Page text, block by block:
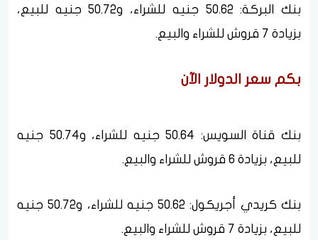
بنك البركة: 50.62 جنيه للشراء، و50.72 جنيه للبيع،
بزيادة 7 قروش للشراء والبيع.
بكم سعر الدولار الآن
بنك قناة السويس: 50.64 جنيه للشراء، و50.74 جنيه
للبيع، بزيادة 6 قروش للشراء والبيع.
بنك كريدي أجريكول: 50.62 جنيه للشراء، و50.72 جنيه
للبيع، بزيادة 7 قروش للشراء والبيع.